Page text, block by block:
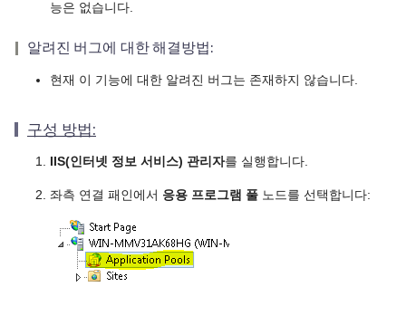
능은 없습니다.
알려진 버그에 대한 해결방법:
현재 이 기능에 대한 알려진 버그는 존재하지 않습니다.
구성 방법:
IIS(인터넷 정보 서비스) 관리자를 실행합니다.
좌측 연결 패인에서 응용 프로그램 풀 노드를 선택합니다: